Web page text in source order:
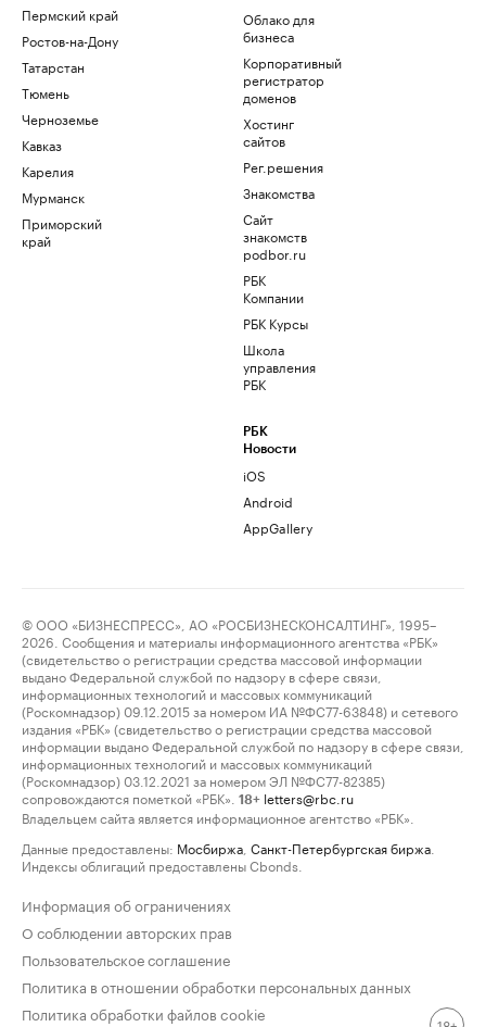
Пермский край
Ростов-на-Дону
Татарстан
Тюмень
Черноземье
Кавказ
Карелия
Мурманск
Приморский
край
Облако для
бизнеса
Корпоративный
регистратор
доменов
Хостинг
сайтов
Рег.решения
Знакомства
Сайт
знакомств
podbor.ru
РБК
Компании
РБК Курсы
Школа
управления
РБК
РБК
Новости
iOS
Android
AppGallery
© ООО «БИЗНЕСПРЕСС», АО «РОСБИЗНЕСКОНСАЛТИНГ», 1995–
2026. Сообщения и материалы информационного агентства «РБК»
(свидетельство о регистрации средства массовой информации
выдано Федеральной службой по надзору в сфере связи,
информационных технологий и массовых коммуникаций
(Роскомнадзор) 09.12.2015 за номером ИА №ФС77-63848) и сетевого
издания «РБК» (свидетельство о регистрации средства массовой
информации выдано Федеральной службой по надзору в сфере связи,
информационных технологий и массовых коммуникаций
(Роскомнадзор) 03.12.2021 за номером ЭЛ №ФС77-82385)
сопровождаются пометкой «РБК».
18+ letters@rbc.ru
Владельцем сайта является информационное агентство «РБК».
Данные предоставлены: Мосбиржа Санкт-Петербургская биржа
Индексы облигаций предоставлены Cbonds.
Информация об ограничениях
О соблюдении авторских прав
Пользовательское соглашение
Политика в отношении обработки персональных данных
Политика обработки файлов cookie